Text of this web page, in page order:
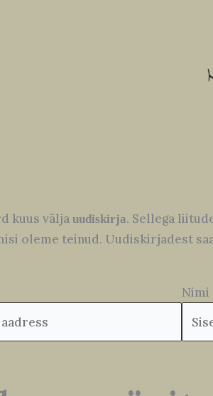
kuus välja uudiskirja. Sellega
oleme teinud. Uudiskirjadest
Nimi